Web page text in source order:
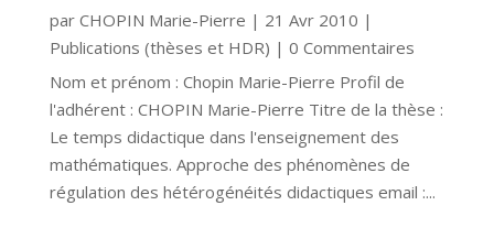
par CHOPIN Marie-Pierre | 21 Avr 2010 |
Publications (thèses et HDR) | 0 Commentaires
Nom et prénom : Chopin Marie-Pierre Profil de
l'adhérent : CHOPIN Marie-Pierre Titre de la thèse :
Le temps didactique dans l'enseignement des
mathématiques. Approche des phénomènes de
régulation des hétérogénéités didactiques email :...